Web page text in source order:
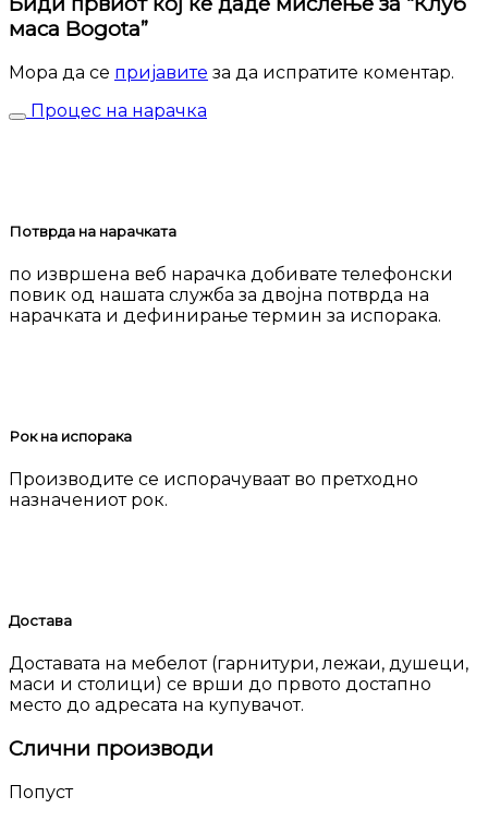
маса Bogota”
Мора да се пријавите за да испратите коментар.
Процес на нарачка
Потврда на нарачката
по извршена веб нарачка добивате телефонски
повик од нашата служба за двојна потврда на
нарачката и дефинирање термин за испорака.
Рок на испорака
Производите се испорачуваат во претходно
назначениот рок.
Достава
Доставата на мебелот (гарнитури, лежаи, душеци,
маси и столици) се врши до првото достапно
место до адресата на купувачот.
Слични производи
Попуст